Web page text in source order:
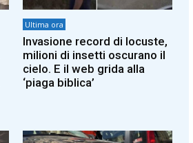
Ultima ora
Invasione record di locuste,
milioni di insetti oscurano il
cielo. E il web grida alla
‘piaga biblica’